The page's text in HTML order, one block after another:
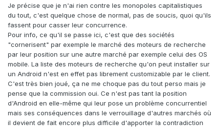
Je précise que je n'ai rien contre les monopoles capitalistiques
du tout, c'est quelque chose de normal, pas de soucis, quoi qu'ils
fassent pour casser leur concurrence.
Pour info, ce qu'il se passe ici, c'est que des sociétés
"cornerisent" par exemple le marché des moteurs de recherche
par leur position sur une autre marché par exemple celui des OS
mobile. La liste des moteurs de recherche qu'on peut installer sur
un Android n'est en effet pas librement customizable par le client.
C'est très bien joué, ça ne me choque pas du tout perso mais je
pense que la commission oui. Ce n'est pas tant la position
d'Android en elle-même qui leur pose un problème concurrentiel
mais ses conséquences dans le verrouillage d'autres marchés où
il devient de fait encore plus difficile d'apporter la contradiction